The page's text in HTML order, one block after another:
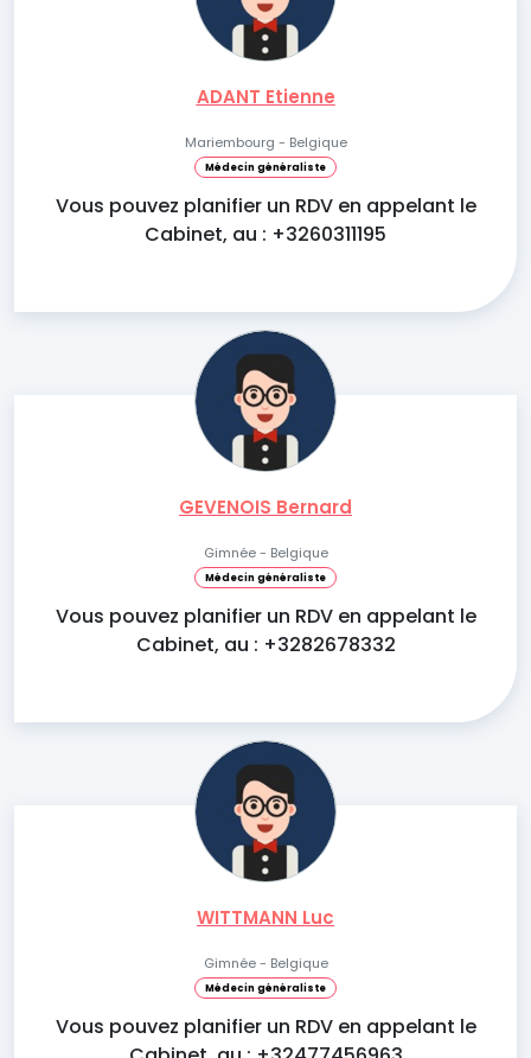
ADANT Etienne
Mariembourg - Belgique
Médecin généraliste
Vous pouvez planifier un RDV en appelant le
Cabinet, au : +3260311195
GEVENOIS Bernard
Gimnée - Belgique
Médecin généraliste
Vous pouvez planifier un RDV en appelant le
Cabinet, au : +3282678332
WITTMANN Luc
Gimnée - Belgique
Médecin généraliste
Vous pouvez planifier un RDV en appelant le